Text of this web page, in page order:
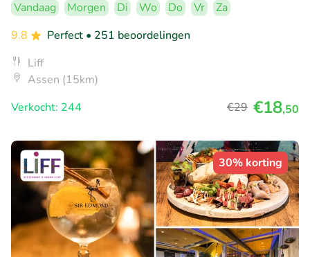
Vandaag Morgen Di Wo Do Vr
Za
9.8
Perfect • 251 beoordelingen
Liff
Assen (15km)
Verkocht: 244
€29 €18,50
30% korting